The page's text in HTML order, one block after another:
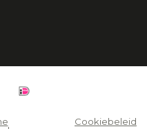
Cookiebeleid